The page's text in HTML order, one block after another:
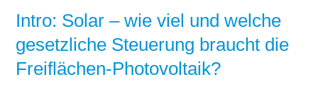
Intro: Solar – wie viel und welche
gesetzliche Steuerung braucht die
Freiflächen-Photovoltaik?